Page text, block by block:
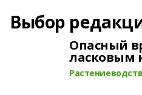
Выбор
Опасный
ласковым